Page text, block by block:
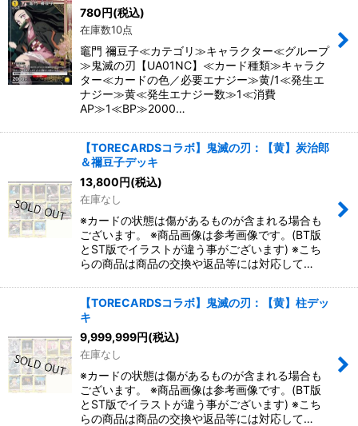
780円(税込)
在庫数10点
竈門 禰豆子≪カテゴリ≫キャラクター≪グループ
≫鬼滅の刃【UA01NC】≪カード種類≫キャラク
ター≪カードの色／必要エナジー≫黄/1≪発生エ
ナジー≫黄≪発生エナジー数≫1≪消費
AP≫1≪BP≫2000…
【TORECARDSコラボ】鬼滅の刃：【黄】炭治郎
＆禰豆子デッキ
13,800円(税込)
在庫なし
※カードの状態は傷があるものが含まれる場合も
ございます。 ※商品画像は参考画像です。(BT版
とST版でイラストが違う事がございます) ※こち
らの商品は商品の交換や返品等には対応して…
【TORECARDSコラボ】鬼滅の刃：【黄】柱デッ
キ
9,999,999円(税込)
在庫なし
※カードの状態は傷があるものが含まれる場合も
ございます。 ※商品画像は参考画像です。(BT版
とST版でイラストが違う事がございます) ※こち
らの商品は商品の交換や返品等には対応して…